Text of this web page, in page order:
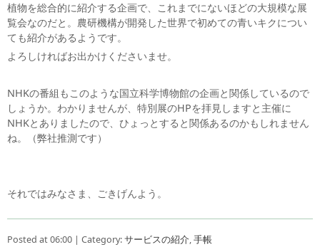
植物を総合的に紹介する企画で、これまでにないほどの大規模な展
覧会なのだと。農研機構が開発した世界で初めての青いキクについ
ても紹介があるようです。
よろしければお出かけくださいませ。
NHKの番組もこのような国立科学博物館の企画と関係しているので
しょうか。わかりませんが、特別展のHPを拝見しますと主催に
NHKとありましたので、ひょっとすると関係あるのかもしれません
ね。（弊社推測です）
それではみなさま、ごきげんよう。
Posted at 06:00 | Category:サービスの紹介,手帳